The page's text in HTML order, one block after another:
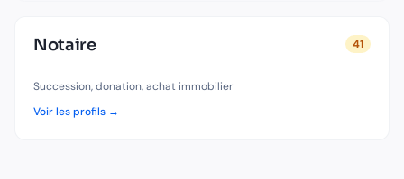
Notaire 41
Succession, donation, achat immobilier
Voir les profils →